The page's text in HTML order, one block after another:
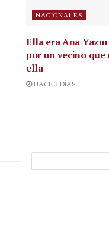
NACIONALES
Ella era Ana
por un vecino que
ella
HACE 3 DÍAS